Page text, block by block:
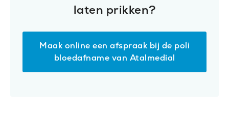
laten prikken?
Maak online een afspraak bij de poli
bloedafname van Atalmedial